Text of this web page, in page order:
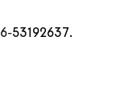
53192637.